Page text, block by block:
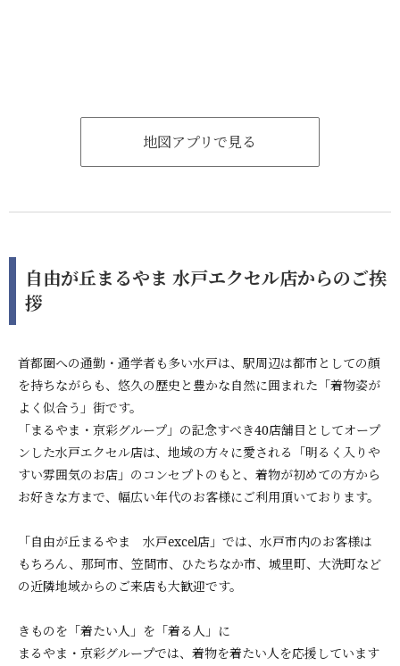
地図アプリで見る
自由が丘まるやま 水戸エクセル店からのご挨
拶
首都圏への通勤・通学者も多い水戸は、駅周辺は都市としての顔
を持ちながらも、悠久の歴史と豊かな自然に囲まれた「着物姿が
よく似合う」街です。
「まるやま・京彩グループ」の記念すべき40店舗目としてオープ
ンした水戸エクセル店は、地域の方々に愛される「明るく入りや
すい雰囲気のお店」のコンセプトのもと、着物が初めての方から
お好きな方まで、幅広い年代のお客様にご利用頂いております。
「自由が丘まるやま 水戸excel店」では、水戸市内のお客様は
もちろん、那珂市、笠間市、ひたちなか市、城里町、大洗町など
の近隣地域からのご来店も大歓迎です。
きものを「着たい人」を「着る人」に
まるやま・京彩グループでは、着物を着たい人を応援しています